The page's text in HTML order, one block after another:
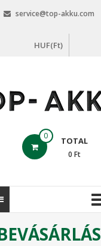
service@top-akku.com
HUF(Ft)
0 TOTAL
0 Ft